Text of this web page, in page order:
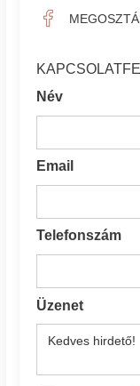
Név
Email
Telefonszám
Üzenet